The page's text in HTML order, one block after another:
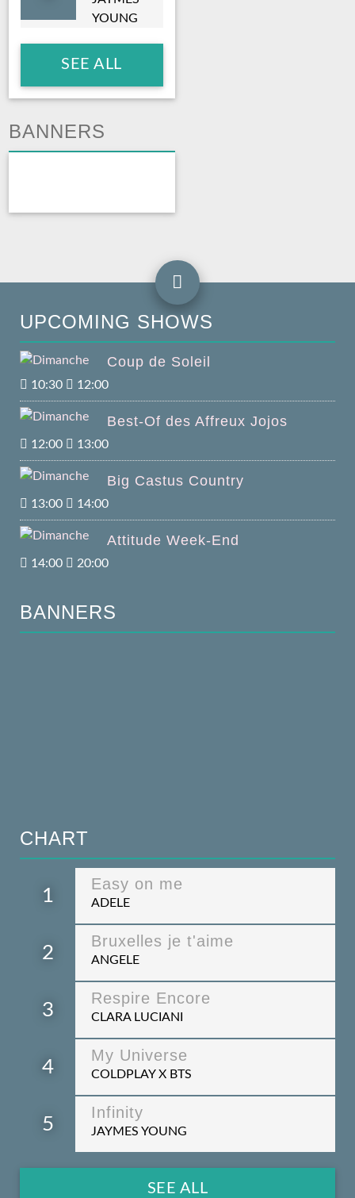
YOUNG
SEE ALL
BANNERS
UPCOMING SHOWS
Coup de Soleil
10:30 12:00
Best-Of des Affreux Jojos
12:00 13:00
Big Castus Country
13:00 14:00
Attitude Week-End
14:00 20:00
BANNERS
CHART
1
Easy on me
ADELE
2
Bruxelles je t'aime
ANGELE
3
Respire Encore
CLARA LUCIANI
4
My Universe
COLDPLAY X BTS
5
Infinity
JAYMES YOUNG
SEE ALL